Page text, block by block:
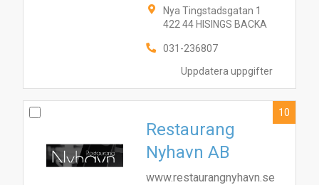
Uppdatera uppgifter
Nya Tingstadsgatan 1
422 44 HISINGS BACKA
031-236807
Restaurang
Nyhavn AB
www.restaurangnyhavn.se
10